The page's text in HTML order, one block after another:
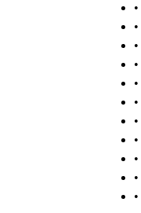
•
•
•
•
•
•
•
•
•
•
•